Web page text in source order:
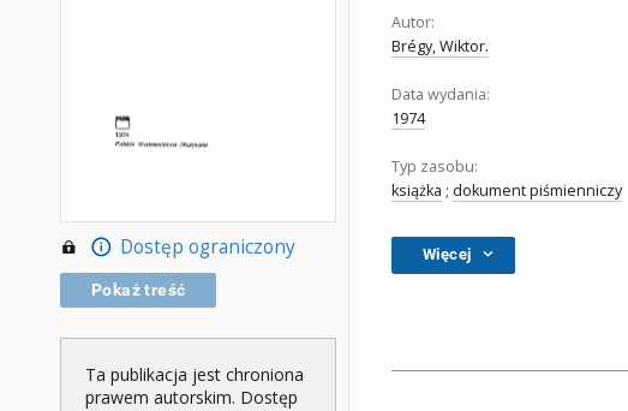
Dostęp ograniczony
Pokaż treść
Ta publikacja jest chroniona
prawem autorskim. Dostęp
Autor:
Brégy, Wiktor.
Data wydania:
1974
Typ zasobu:
książka ; dokument piśmienniczy
Więcej